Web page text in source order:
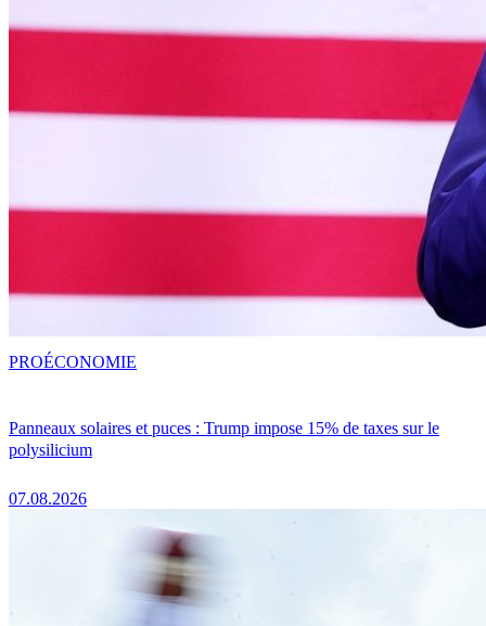
Panneaux solaires et puces : Trump impose 15% de taxes sur le
polysilicium
07.08.2026
PROÉCONOMIE